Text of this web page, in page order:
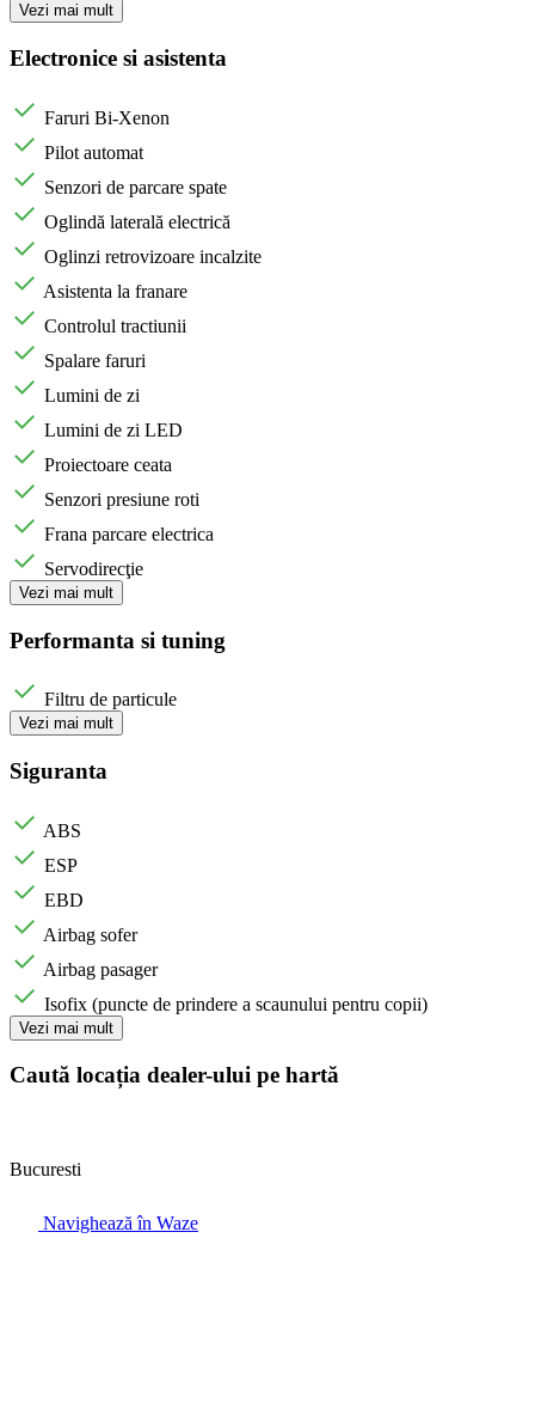
Vezi mai mult
Electronice si asistenta
Faruri Bi-Xenon
Pilot automat
Senzori de parcare spate
Oglindă laterală electrică
Oglinzi retrovizoare incalzite
Asistenta la franare
Controlul tractiunii
Spalare faruri
Lumini de zi
Lumini de zi LED
Proiectoare ceata
Senzori presiune roti
Frana parcare electrica
Servodirecţie
Vezi mai mult
Performanta si tuning
Filtru de particule
Vezi mai mult
Siguranta
ABS
ESP
EBD
Airbag sofer
Airbag pasager
Isofix (puncte de prindere a scaunului pentru copii)
Vezi mai mult
Caută locația dealer-ului pe hartă
Bucuresti
Navighează în Waze